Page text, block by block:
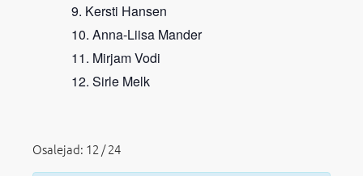
Kersti Hansen
Anna-Liisa Mander
Mirjam Vodi
Sirle Melk
Osalejad: 12 / 24